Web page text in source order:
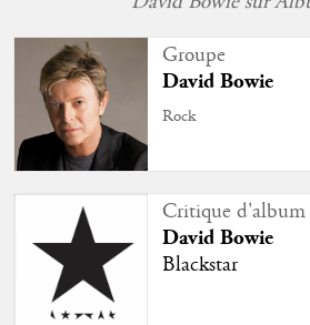
Groupe
David Bowie
Rock
Critique d'album
David Bowie
Blackstar